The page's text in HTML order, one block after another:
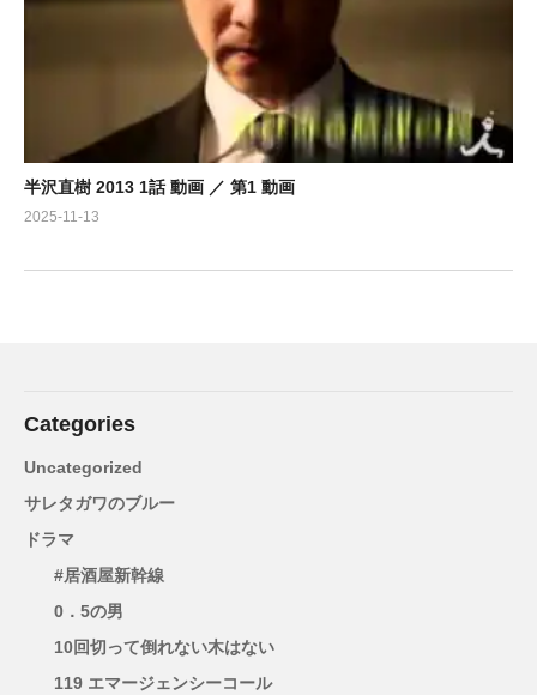
半沢直樹 2013 1話 動画 ／ 第1 動画
2025-11-13
Categories
Uncategorized
サレタガワのブルー
ドラマ
#居酒屋新幹線
0．5の男
10回切って倒れない木はない
119 エマージェンシーコール